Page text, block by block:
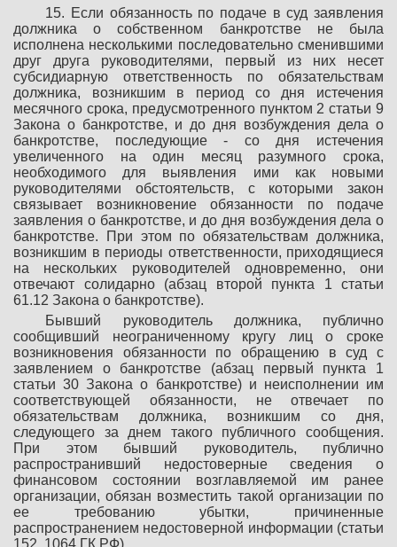
15. Если обязанность по подаче в суд заявления
должника о собственном банкротстве не была
исполнена несколькими последовательно сменившими
друг друга руководителями, первый из них несет
субсидиарную ответственность по обязательствам
должника, возникшим в период со дня истечения
месячного срока, предусмотренного пунктом 2 статьи 9
Закона о банкротстве, и до дня возбуждения дела о
банкротстве, последующие - со дня истечения
увеличенного на один месяц разумного срока,
необходимого для выявления ими как новыми
руководителями обстоятельств, с которыми закон
связывает возникновение обязанности по подаче
заявления о банкротстве, и до дня возбуждения дела о
банкротстве. При этом по обязательствам должника,
возникшим в периоды ответственности, приходящиеся
на нескольких руководителей одновременно, они
отвечают солидарно (абзац второй пункта 1 статьи
61.12 Закона о банкротстве).
Бывший руководитель должника, публично
сообщивший неограниченному кругу лиц о сроке
возникновения обязанности по обращению в суд с
заявлением о банкротстве (абзац первый пункта 1
статьи 30 Закона о банкротстве) и неисполнении им
соответствующей обязанности, не отвечает по
обязательствам должника, возникшим со дня,
следующего за днем такого публичного сообщения.
При этом бывший руководитель, публично
распространивший недостоверные сведения о
финансовом состоянии возглавляемой им ранее
организации, обязан возместить такой организации по
ее требованию убытки, причиненные
распространением недостоверной информации (статьи